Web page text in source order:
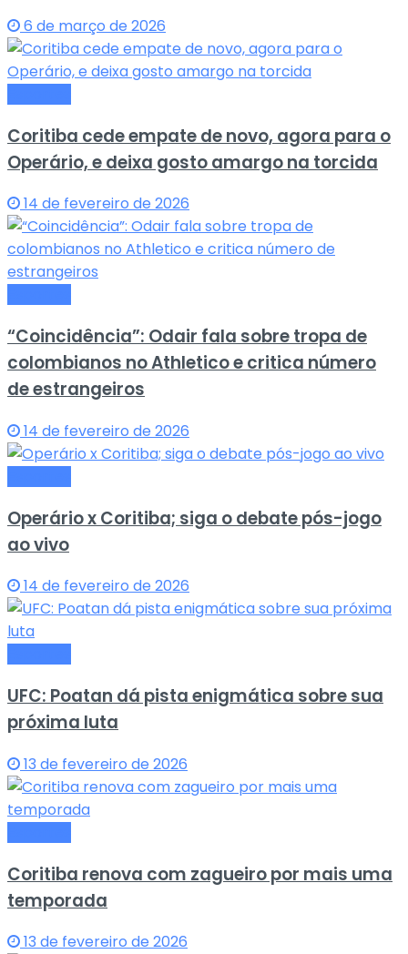
6 de março de 2026
Coritiba cede empate de novo, agora para o
Operário, e deixa gosto amargo na torcida
14 de fevereiro de 2026
“Coincidência”: Odair fala sobre tropa de
colombianos no Athletico e critica número
de estrangeiros
14 de fevereiro de 2026
Operário x Coritiba; siga o debate pós-jogo
ao vivo
14 de fevereiro de 2026
UFC: Poatan dá pista enigmática sobre sua
próxima luta
13 de fevereiro de 2026
Coritiba renova com zagueiro por mais uma
temporada
13 de fevereiro de 2026